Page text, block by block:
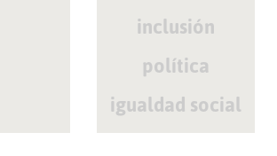
inclusión
política
igualdad social